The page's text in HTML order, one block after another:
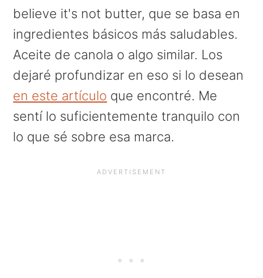
believe it's not butter, que se basa en
ingredientes básicos más saludables.
Aceite de canola o algo similar. Los
dejaré profundizar en eso si lo desean
en este artículo que encontré. Me
sentí lo suficientemente tranquilo con
lo que sé sobre esa marca.